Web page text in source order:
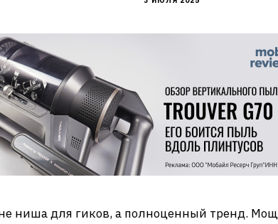
ниша для гиков, а полноценный тренд.